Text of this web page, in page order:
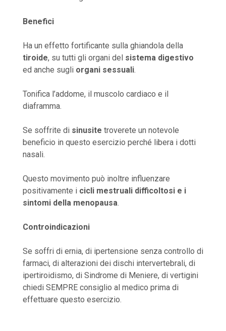
Benefici
Ha un effetto fortificante sulla ghiandola della
tiroide, su tutti gli organi del sistema digestivo
ed anche sugliorgani sessuali.
Tonifica l’addome, il muscolo cardiaco e il
diaframma.
Se soffrite di sinusite troverete un notevole
beneficio in questo esercizio perché libera i dotti
nasali.
Questo movimento può inoltre influenzare
positivamente i cicli mestruali difficoltosi e i
sintomi della menopausa.
Controindicazioni
Se soffri di ernia, di ipertensione senza controllo di
farmaci, di alterazioni dei dischi intervertebrali, di
ipertiroidismo, di Sindrome di Meniere, di vertigini
chiedi SEMPRE consiglio al medico prima di
effettuare questo esercizio.